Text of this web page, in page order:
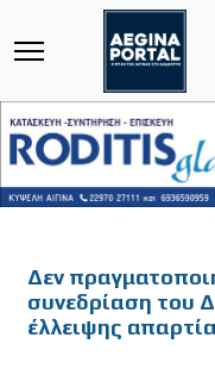
Δεν
συνεδρίαση του
έλλειψης